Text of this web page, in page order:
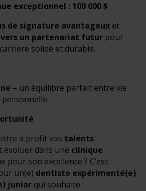
exceptionnel : 100 000 $
de signature avantageux et
un partenariat futur pour
solide et durable.
– un équilibre parfait entre vie
à profit vos talents
évoluer dans une clinique
pour son excellence ? C’est
un(e) dentiste expérimenté(e)
junior qui souhaite :